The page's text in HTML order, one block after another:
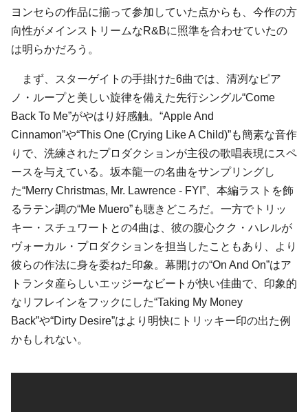
ヨンセらの作品に揃って参加していた点からも、今作の方
向性がメインストリームなR&Bに照準を合わせていたの
は明らかだろう。
まず、スターゲイトの手掛けた6曲では、清冽なピア
ノ・ループと美しい旋律を備えた先行シングル“Come
Back To Me”がやはり好感触。“Apple And
Cinnamon”や“This One (Crying Like A Child)”も簡素な音作
りで、洗練されたプロダクションが主役の歌唱表現にスペ
ースを与えている。坂本龍一の名曲をサンプリングし
た“Merry Christmas, Mr. Lawrence - FYI”、本編ラストを飾
るラテン調の“Me Muero”も聴きどころだ。一方でトリッ
キー・スチュワートとの4曲は、彼の腹心クク・ハレルが
ヴォーカル・プロダクションを担当したこともあり、より
彼らの作法に身を委ねた印象。幕開けの“On And On”はア
トランタ産らしいエッジーなビートが快い佳曲で、印象的
なリフレインをフックにした“Taking My Money
Back”や“Dirty Desire”はより明快にトリッキー印の出た例
かもしれない。